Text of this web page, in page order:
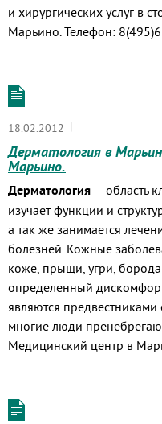
и хирургических услуг в
Марьино. Телефон:
18.02.2012 |
Дерматология в
Марьино.
Дерматология — область
изучает функции и
а так же занимается
болезней. Кожные
коже, прыщи, угри,
определенный
являются
многие люди
Медицинский центр в